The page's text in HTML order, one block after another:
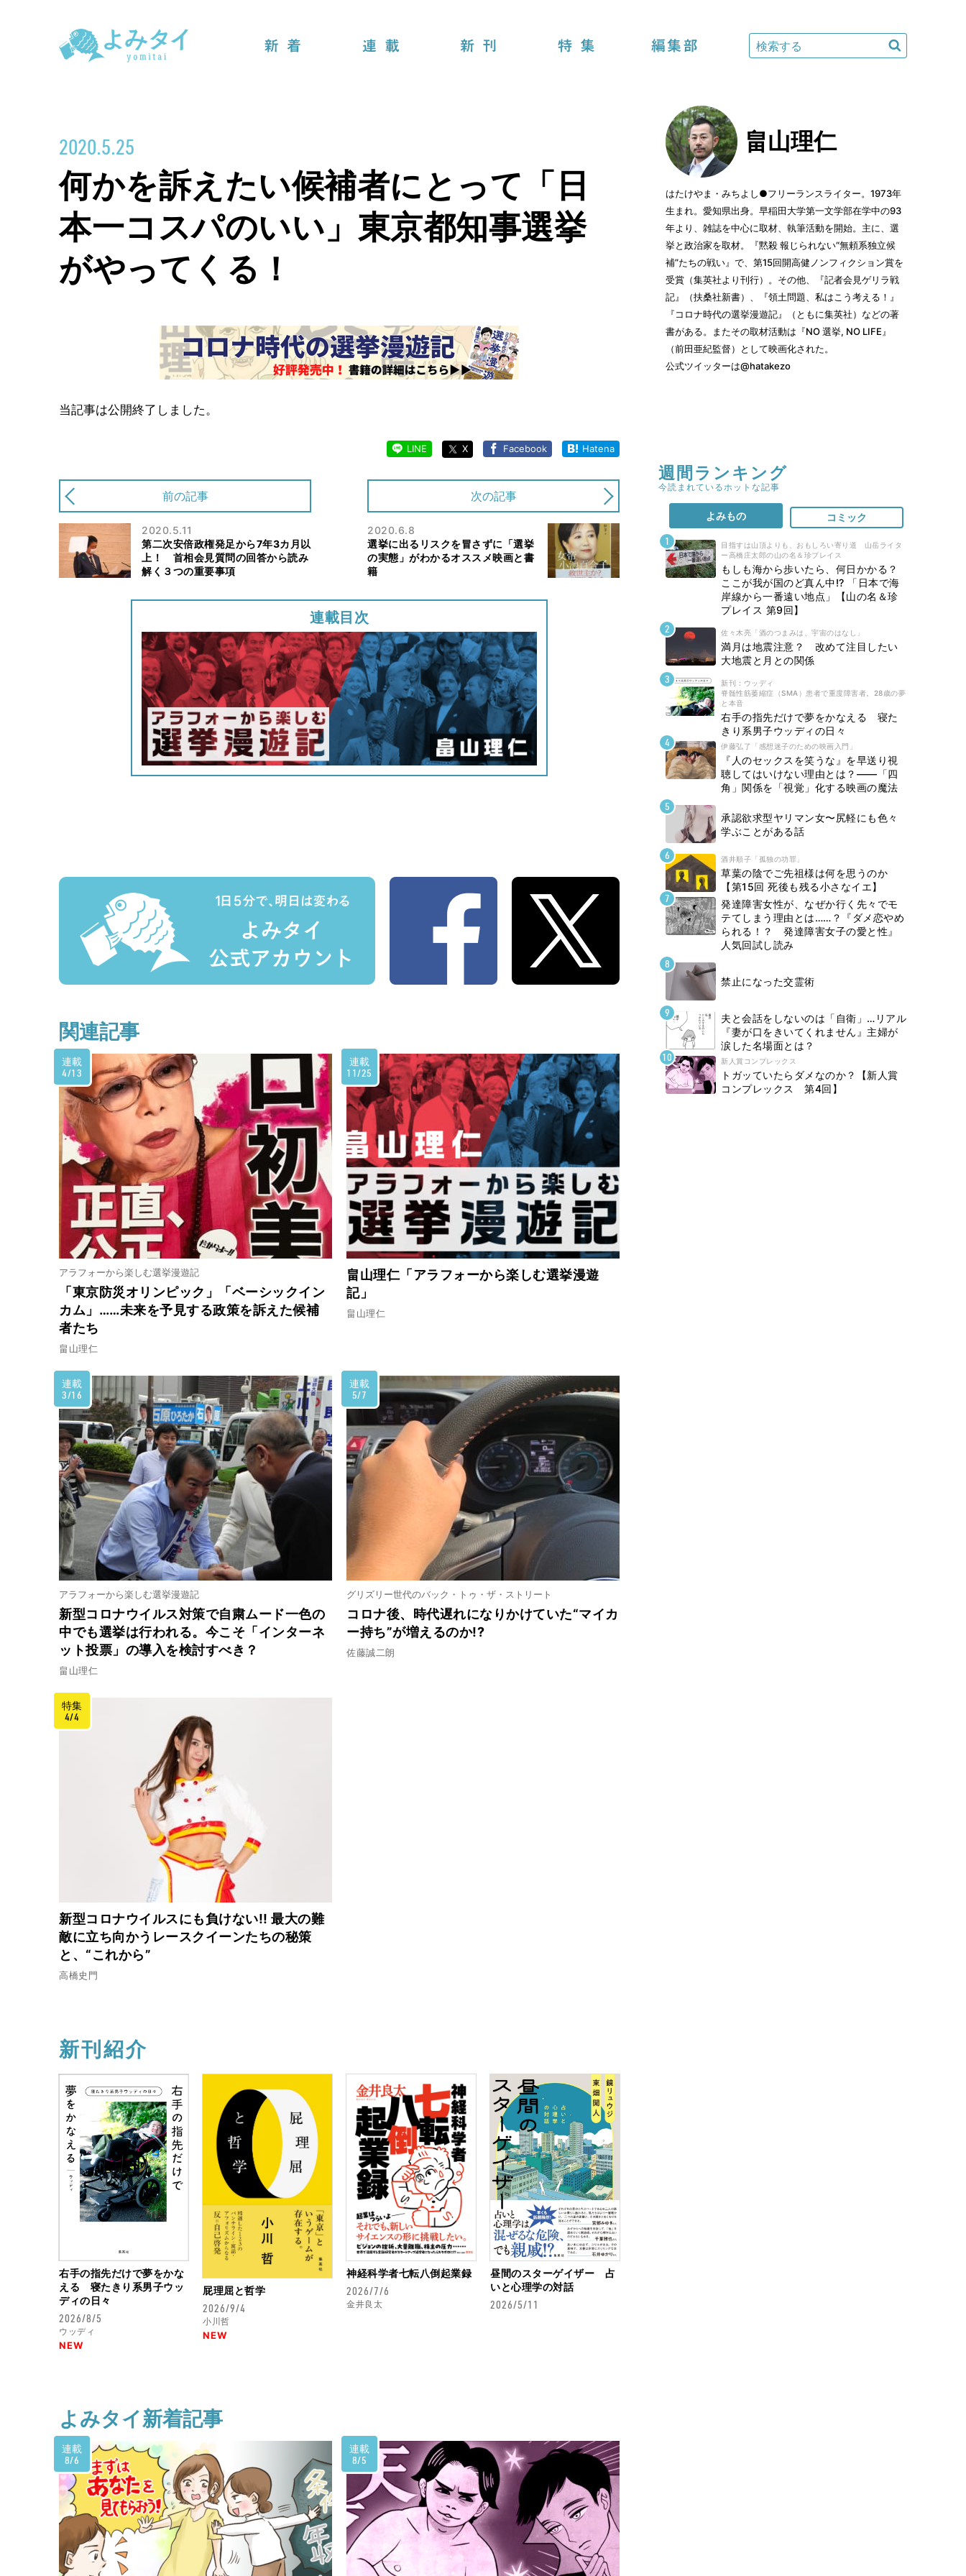
2020.5.25
何かを訴えたい候補者にとって「日
本一コスパのいい」東京都知事選挙
がやってくる！
当記事は公開終了しました。
LINE X Facebook Hatena
前の記事
2020.5.11
第二次安倍政権発足から7年3カ月以
上！ 首相会見質問の回答から読み
解く３つの重要事項
次の記事
2020.6.8
選挙に出るリスクを冒さずに「選挙
の実態」がわかるオススメ映画と書
籍
連載目次
関連記事
連載
4/13
アラフォーから楽しむ選挙漫遊記
「東京防災オリンピック」「ベーシックイン
カム」……未来を予見する政策を訴えた候補
者たち
畠山理仁
連載
11/25
畠山理仁「アラフォーから楽しむ選挙漫遊
記」
畠山理仁
連載
3/16
アラフォーから楽しむ選挙漫遊記
新型コロナウイルス対策で自粛ムード一色の
中でも選挙は行われる。今こそ「インターネ
ット投票」の導入を検討すべき？
畠山理仁
連載
5/7
グリズリー世代のバック・トゥ・ザ・ストリート
コロナ後、時代遅れになりかけていた“マイカ
ー持ち”が増えるのか!?
佐藤誠二朗
特集
4/4
新型コロナウイルスにも負けない!! 最大の難
敵に立ち向かうレースクイーンたちの秘策
と、“これから”
高橋史門
新刊紹介
右手の指先だけで夢をかな
える 寝たきり系男子ウッ
ディの日々
2026/8/5
ウッディ
NEW
屁理屈と哲学
2026/9/4
小川哲
NEW
神経科学者七転八倒起業録
2026/7/6
金井良太
昼間のスターゲイザー 占
いと心理学の対話
2026/5/11
よみタイ新着記事
連載
8/6
連載
8/5
畠山理仁
はたけやま・みちよし●フリーランスライター。1973年
生まれ。愛知県出身。早稲田大学第一文学部在学中の93
年より、雑誌を中心に取材、執筆活動を開始。主に、選
挙と政治家を取材。『黙殺 報じられない“無頼系独立候
補”たちの戦い』で、第15回開高健ノンフィクション賞を
受賞（集英社より刊行）。その他、『記者会見ゲリラ戦
記』（扶桑社新書）、『領土問題、私はこう考える！』
『コロナ時代の選挙漫遊記』（ともに集英社）などの著
書がある。またその取材活動は『NO 選挙, NO LIFE』
（前田亜紀監督）として映画化された。
公式ツイッターは@hatakezo
週間ランキング
今読まれているホットな記事
よみもの コミック
目指すは山頂よりも、おもしろい寄り道 山岳ライタ
ー高橋庄太郎の山の名＆珍プレイス
もしも海から歩いたら、何日かかる？
ここが我が国のど真ん中!? 「日本で海
岸線から一番遠い地点」【山の名＆珍
プレイス 第9回】
佐々木亮「酒のつまみは、宇宙のはなし」
満月は地震注意？ 改めて注目したい
大地震と月との関係
新刊 : ウッディ
脊髄性筋萎縮症（SMA）患者で重度障害者。28歳の夢
と本音
右手の指先だけで夢をかなえる 寝た
きり系男子ウッディの日々
伊藤弘了「感想迷子のための映画入門」
『人のセックスを笑うな』を早送り視
聴してはいけない理由とは？――「四
角」関係を「視覚」化する映画の魔法
承認欲求型ヤリマン女〜尻軽にも色々
学ぶことがある話
酒井順子「孤独の功罪」
草葉の陰でご先祖様は何を思うのか
【第15回 死後も残る小さなイエ】
発達障害女性が、なぜか行く先々でモ
テてしまう理由とは……？『ダメ恋やめ
られる！？ 発達障害女子の愛と性』
人気回試し読み
禁止になった交霊術
夫と会話をしないのは「自衛」…リアル
『妻が口をきいてくれません』主婦が
涙した名場面とは？
新人賞コンプレックス
トガッていたらダメなのか？【新人賞
コンプレックス 第4回】